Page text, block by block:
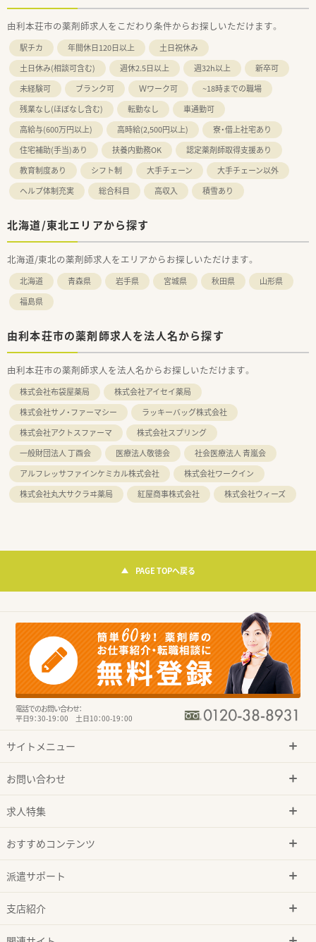
由利本荘市の薬剤師求人をこだわり条件からお探しいただけます。
駅チカ 年間休日120日以上
土日祝休み
土日休み(相談可含む)
週休2.5日以上 週32h以上
新卒可
未経験可
ブランク可 Ｗワーク可
~18時までの職場
残業なし(ほぼなし含む)
転勤なし
車通勤可
高給与(600万円以上)
高時給(2,500円以上)
寮・借上社宅あり
住宅補助(手当)あり
扶養内勤務OK
認定薬剤師取得支援あり
教育制度あり
シフト制 大手チェーン
大手チェーン以外
ヘルプ体制充実
総合科目 高収入 積雪あり
北海道/東北エリアから探す
北海道/東北の薬剤師求人をエリアからお探しいただけます。
北海道 青森県 岩手県 宮城県 秋田県
山形県
福島県
由利本荘市の薬剤師求人を法人名から探す
由利本荘市の薬剤師求人を法人名からお探しいただけます。
株式会社布袋屋薬局
株式会社アイセイ薬局
株式会社サノ・ファーマシー
ラッキーバッグ株式会社
株式会社アクトスファーマ
株式会社スプリング
一般財団法人 丁酉会
医療法人敬徳会
社会医療法人 青嵐会
アルフレッサファインケミカル株式会社
株式会社ワークイン
株式会社丸大サクラヰ薬局
紅屋商事株式会社 株式会社ウィーズ
PAGE TOPへ戻る
電話でのお問い合わせ：
平日9：30-19：00 土日10：00-19：00
サイトメニュー
お問い合わせ
求人特集
おすすめコンテンツ
派遣サポート
支店紹介